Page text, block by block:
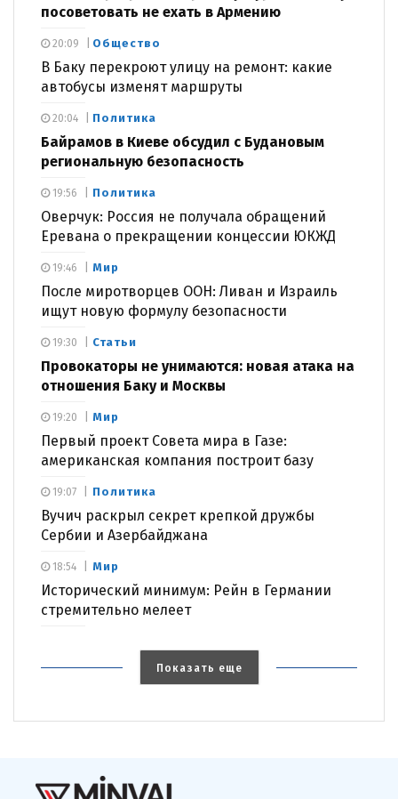
посоветовать не ехать в Армению
Общество
В Баку перекроют улицу на ремонт: какие
автобусы изменят маршруты
20:09
Политика
Байрамов в Киеве обсудил с Будановым
региональную безопасность
20:04
Политика
Оверчук: Россия не получала обращений
Еревана о прекращении концессии ЮКЖД
19:56
Мир
После миротворцев ООН: Ливан и Израиль
ищут новую формулу безопасности
19:46
Статьи
Провокаторы не унимаются: новая атака на
отношения Баку и Москвы
19:30
Мир
Первый проект Совета мира в Газе:
американская компания построит базу
19:20
Политика
Вучич раскрыл секрет крепкой дружбы
Сербии и Азербайджана
19:07
Мир
Исторический минимум: Рейн в Германии
стремительно мелеет
18:54
Показать еще